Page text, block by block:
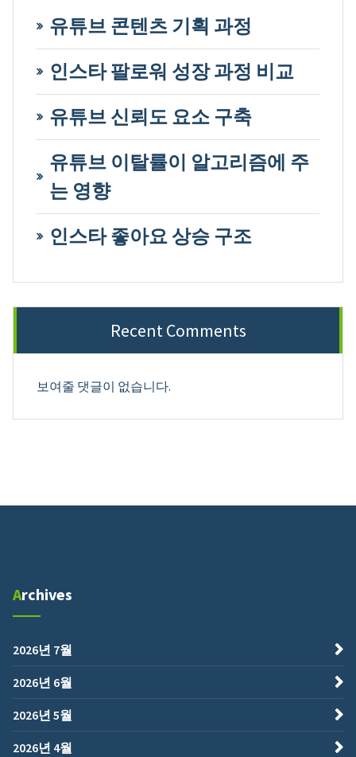
유튜브 콘텐츠 기획 과정
인스타 팔로워 성장 과정 비교
유튜브 신뢰도 요소 구축
유튜브 이탈률이 알고리즘에 주
는 영향
인스타 좋아요 상승 구조
Recent Comments
보여줄 댓글이 없습니다.
Archives
2026년 7월
2026년 6월
2026년 5월
2026년 4월